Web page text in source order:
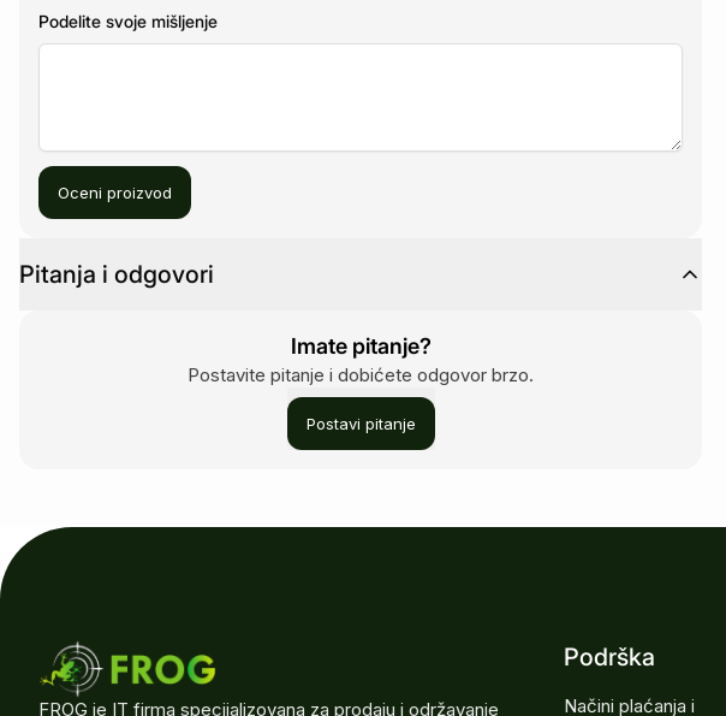
Podelite svoje mišljenje
Oceni proizvod
Pitanja i odgovori
Imate pitanje?
Postavite pitanje i dobićete odgovor brzo.
Postavi pitanje
FROG je IT firma specijalizovana za prodaju i održavanje
Podrška
Načini plaćanja i